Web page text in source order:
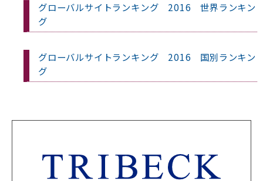
グローバルサイトランキング 2016 世界ランキン
グ
グローバルサイトランキング 2016 国別ランキン
グ